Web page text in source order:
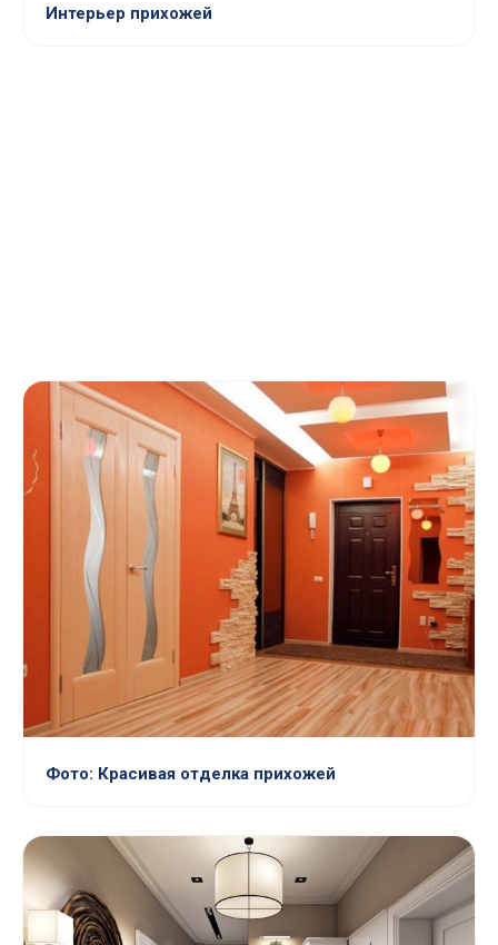
Интерьер прихожей
Фото: Красивая отделка прихожей